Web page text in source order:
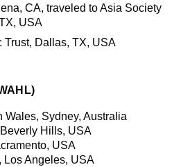
CA, traveled to Asia Society
USA
Trust, Dallas, TX, USA
Wales, Sydney, Australia
Hills, USA
USA
Los Angeles, USA